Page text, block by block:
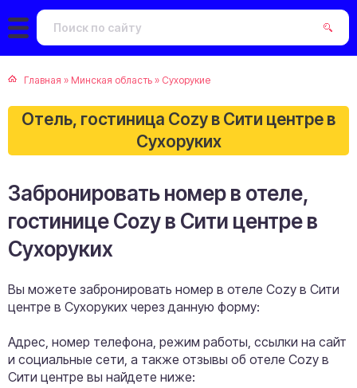
Главная » Минская область » Сухорукие
Отель, гостиница Cozy в Сити центре в
Сухоруких
Забронировать номер в отеле,
гостинице Cozy в Сити центре в
Сухоруких
Вы можете забронировать номер в отеле Cozy в Сити
центре в Сухоруких через данную форму:
Адрес, номер телефона, режим работы, ссылки на сайт
и социальные сети, а также отзывы об отеле Cozy в
Сити центре вы найдете ниже: